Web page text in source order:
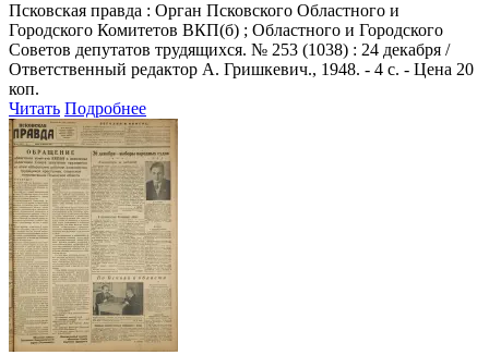
Псковская правда : Орган Псковского Областного и
Городского Комитетов ВКП(б) ; Областного и Городского
Советов депутатов трудящихся. № 253 (1038) : 24 декабря /
Ответственный редактор А. Гришкевич., 1948. - 4 с. - Цена 20
коп.
Читать Подробнее